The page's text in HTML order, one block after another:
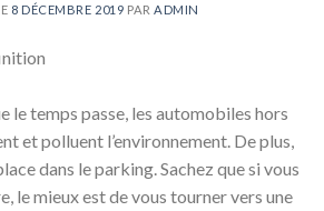
8 DÉCEMBRE 2019 PAR ADMIN
le temps passe, les automobiles hors
et polluent l’environnement. De plus,
dans le parking. Sachez que si vous
le mieux est de vous tourner vers une